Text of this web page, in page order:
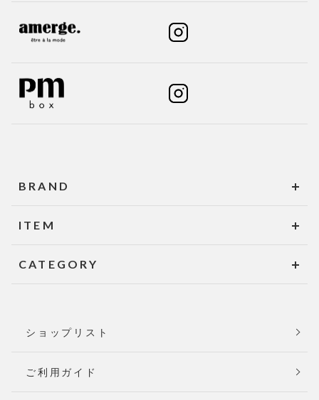
BRAND
ITEM
CATEGORY
ショップリスト
ご利用ガイド